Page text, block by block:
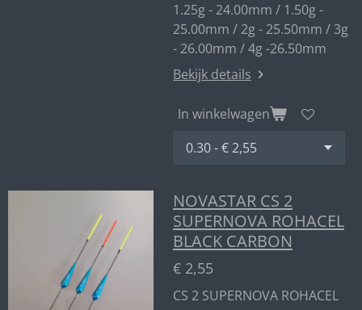
1.25g - 24.00mm / 1.50g -
25.00mm / 2g - 25.50mm / 3g
- 26.00mm / 4g -26.50mm
Bekijk details
In winkelwagen
NOVASTAR CS 2
SUPERNOVA ROHACEL
BLACK CARBON
€ 2,55
CS 2 SUPERNOVA ROHACEL